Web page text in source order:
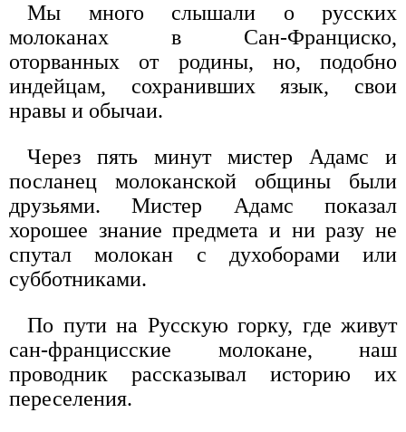
Мы много слышали о русских
молоканах в Сан-Франциско,
оторванных от родины, но, подобно
индейцам, сохранивших язык, свои
нравы и обычаи.
Через пять минут мистер Адамс и
посланец молоканской общины были
друзьями. Мистер Адамс показал
хорошее знание предмета и ни разу не
спутал молокан с духоборами или
субботниками.
По пути на Русскую горку, где живут
сан-францисские молокане, наш
проводник рассказывал историю их
переселения.